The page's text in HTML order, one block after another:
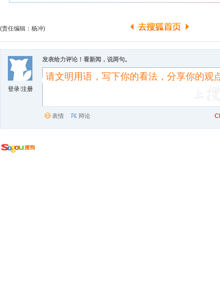
(责任编辑：杨冲)
登录/注册
发表给力评论！看新闻，说两句。
表情 辩论